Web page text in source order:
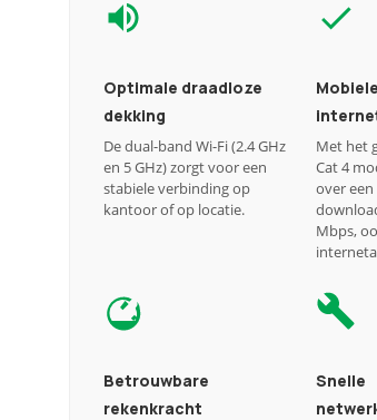
Optimale draadloze
dekking
De dual-band Wi-Fi (2.4 GHz
en 5 GHz) zorgt voor een
stabiele verbinding op
kantoor of op locatie.
Mobiele
Met het
Cat 4
over een
Mbps,
Betrouwbare
rekenkracht
Snelle